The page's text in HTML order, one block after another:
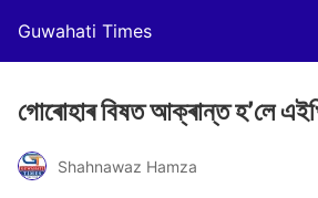
Guwahati Times
গোৰোহাৰ বিষত আক্ৰান্ত হ’লে
Shahnawaz Hamza